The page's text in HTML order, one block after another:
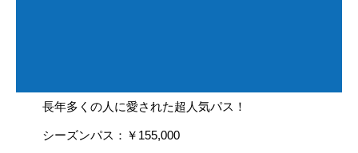
長年多くの人に愛された超人気パス！
シーズンパス：￥155,000